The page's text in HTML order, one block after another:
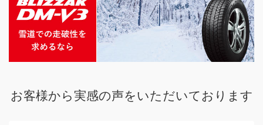
お客様から実感の声をいただいております